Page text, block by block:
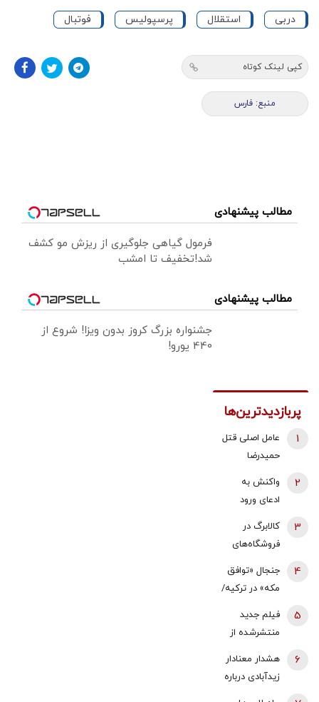
دربی استقلال پرسپولیس فوتبال
کپی لینک کوتاه
منبع: فارس
مطالب پیشنهادی
فرمول گیاهی جلوگیری از ریزش مو کشف
شد!تخفیف تا امشب
مطالب پیشنهادی
جشنواره بزرگ کروز بدون ویزا! شروع از
440 یورو!
پربازدیدترین‌ها
عامل اصلی قتل
حمیدرضا
1
واکنش به
ادعای ورود
هواگردها به
حمله به بیت
رهبری/ رییس
محض است/
اگر چنین
2
کالابرگ در
فروشگاه‌های
3
جنجال «توافق
مکه» در ترکیه/
قانون اساسی
کشور است/
4
فیلم جدید
منتشرشده از
5
هشدار معنادار
زیدآبادی درباره
6